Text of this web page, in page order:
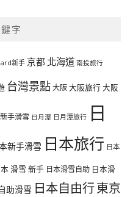
字
新手 京都 北海道 南投旅行
台灣景點大阪大阪旅行大阪
新手滑雪 日月潭 日月潭旅行 日
新手滑雪 日本旅行 日本
滑雪 新手 日本滑雪自助 日本滑
助滑雪 日本自由行東京